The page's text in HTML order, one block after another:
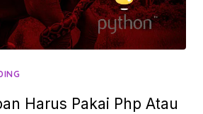
Harus Pakai Php Atau